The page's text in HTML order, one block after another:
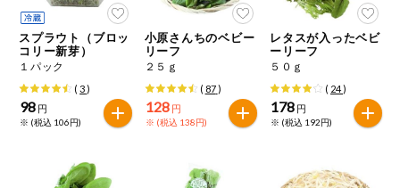
スプラウト（ブロッ
コリー新芽）
１パック
(3)
98 円
※ (税込 106円)
小原さんちのベビー
リーフ
２５ｇ
( 87)
128 円
※ (税込 138円)
レタスが入ったベビ
ーリーフ
５０ｇ
( 24)
178 円
※ (税込 192円)